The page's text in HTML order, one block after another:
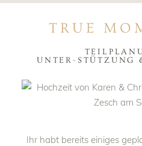
TRUE
UNTER-STÜTZUNG
Ihr habt bereits einiges